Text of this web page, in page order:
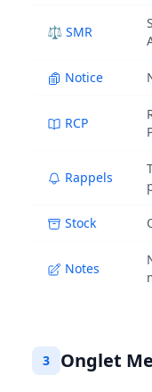
⚖ SMR
Notice
RCP
Rappels
Stock
Notes
3 Onglet